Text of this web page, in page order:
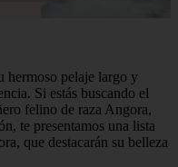
hermoso pelaje largo y
Si estás buscando el
felino de raza Angora,
te presentamos una lista
que destacarán su belleza